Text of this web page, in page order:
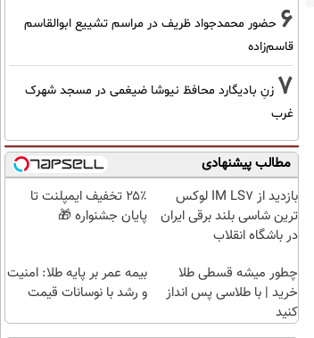
6 حضور محمدجواد ظریف در مراسم تشییع ابوالقاسم
قاسم‌زاده
7 زنِ بادیگارد محافظ نیوشا ضیغمی در مسجد شهرک
غرب
مطالب پیشنهادی
بازدید از IM LS7 لوکس
ترین شاسی بلند برقی ایران
در باشگاه انقلاب
۲۵٪ تخفیف ایمپلنت تا
پایان جشنواره 🎁
چطور میشه قسطی طلا
خرید | با طلاسی پس انداز
کنید
بیمه عمر بر پایه طلا: امنیت
و رشد با نوسانات قیمت